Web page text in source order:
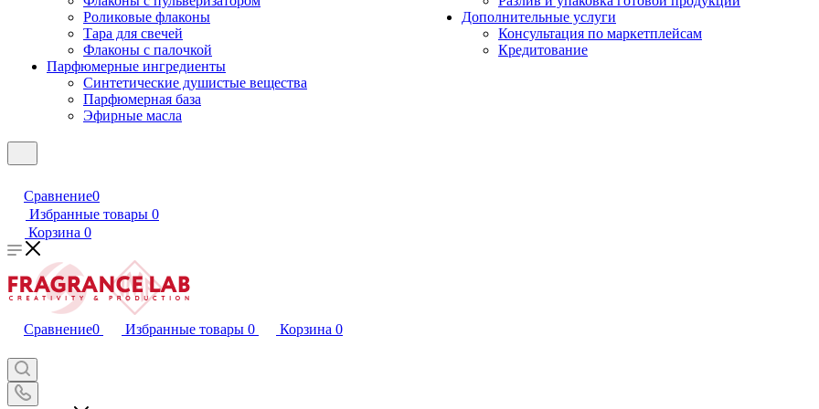
Роликовые флаконы
Тара для свечей
Флаконы с палочкой
Парфюмерные ингредиенты
Синтетические душистые вещества
Парфюмерная база
Эфирные масла
Дополнительные услуги
Консультация по маркетплейсам
Кредитование
Сравнение0
Избранные товары 0
Корзина 0
Сравнение0 Избранные товары 0 Корзина 0